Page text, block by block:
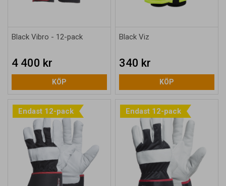
Black Vibro - 12-pack
4 400 kr
KÖP
Black Viz
340 kr
KÖP
Endast 12-pack Endast 12-pack